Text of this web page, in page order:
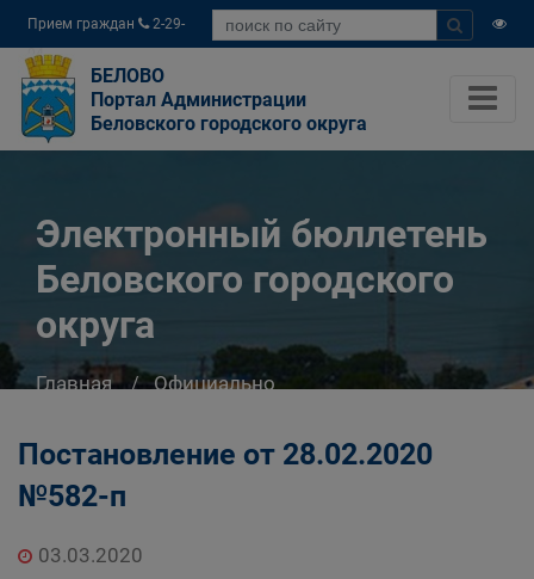
Прием граждан
2-29-
04
БЕЛОВО
Портал Администрации
Беловского городского округа
Электронный бюллетень
Беловского городского
округа
Главная
Официально
Постановление от 28.02.2020
№582-п
03.03.2020